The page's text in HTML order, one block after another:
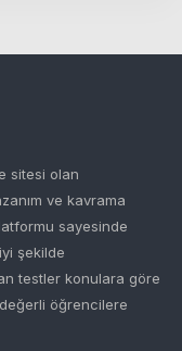
sitesi olan
ve kavrama
sayesinde
şekilde
testler konulara göre
öğrencilere